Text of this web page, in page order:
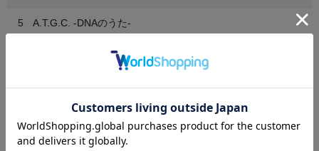
5 A.T.G.C. -DNAのうた-
6 九九ロックンロール！！
7 1メートルって何センチ？ -単位のうた-
【算数】